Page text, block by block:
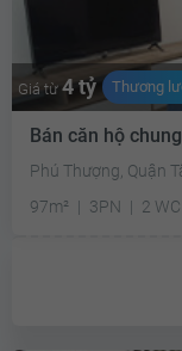
Giá từ 4 tỷ Thương
Bán căn hộ
Phú Thượng, Quận
97m²
3PN 2 WC